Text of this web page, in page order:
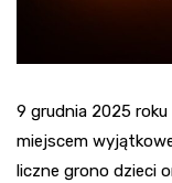
9 grudnia 2025
miejscem
liczne grono dzieci